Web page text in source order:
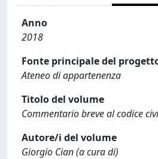
Anno
2018
Fonte principale del
Ateneo di appartenenza
Titolo del volume
Commentario breve al codice
Autore/i del volume
Giorgio Cian (a cura di)